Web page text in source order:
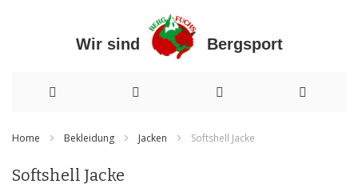
Wir sind Bergsport
Inhalt
Home Bekleidung Jacken Softshell Jacke
Softshell Jacke